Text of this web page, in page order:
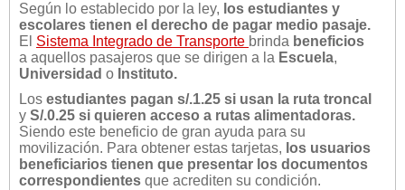
Según lo establecido por la ley, los estudiantes y
escolares tienen el derecho de pagar medio pasaje.
El Sistema Integrado de Transporte brinda beneficios
a aquellos pasajeros que se dirigen a la Escuela,
Universidad o Instituto.
Los estudiantes pagan s/.1.25 si usan la ruta troncal
y S/.0.25 si quieren acceso a rutas alimentadoras.
Siendo este beneficio de gran ayuda para su
movilización. Para obtener estas tarjetas, los usuarios
beneficiarios tienen que presentar los documentos
correspondientes que acrediten su condición.